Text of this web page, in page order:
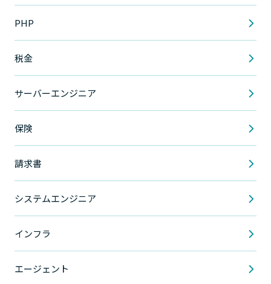
PHP
税金
サーバーエンジニア
保険
請求書
システムエンジニア
インフラ
エージェント